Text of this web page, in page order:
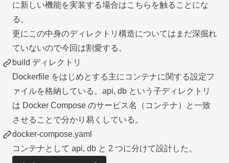
に新しい機能を実装する場合はこちらを触ることにな
る。
更にこの中身のディレクトリ構造についてはまだ深掘れ
ていないので今回は割愛する。
build ディレクトリ
Dockerfile をはじめとする主にコンテナに関する設定フ
ァイルを格納している。api, db という子ディレクトリ
は Docker Compose のサービス名（コンテナ）と一致
させることで分かり易くしている。
docker-compose.yaml
コンテナとして api, db と 2 つに分けて設計した。